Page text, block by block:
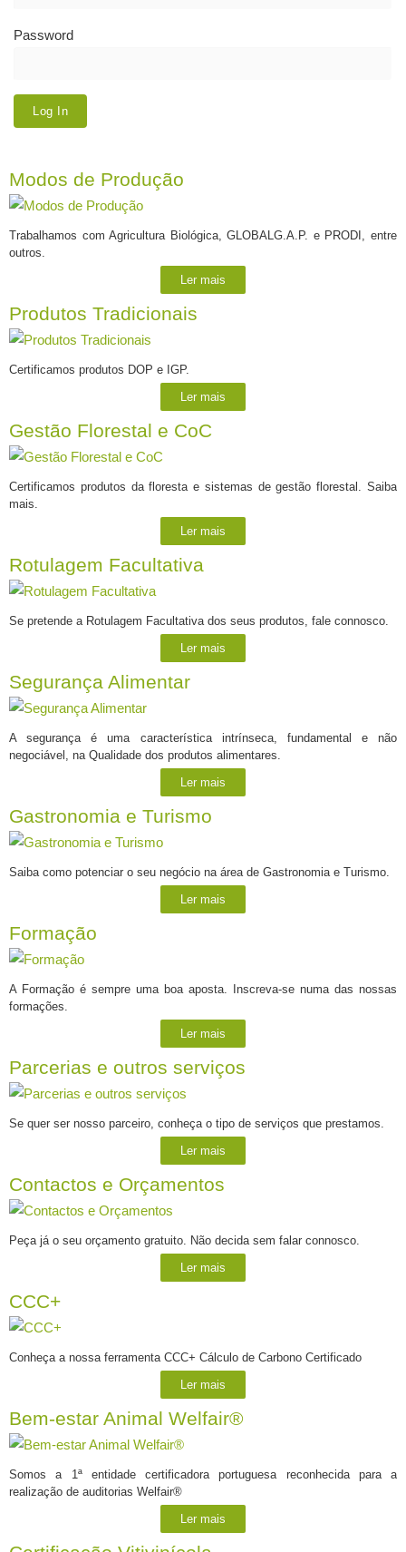
Password
Modos de Produção
Trabalhamos com Agricultura Biológica, GLOBALG.A.P. e PRODI, entre
outros.
Ler mais
Produtos Tradicionais
Certificamos produtos DOP e IGP.
Ler mais
Gestão Florestal e CoC
Certificamos produtos da floresta e sistemas de gestão florestal. Saiba
mais.
Ler mais
Rotulagem Facultativa
Se pretende a Rotulagem Facultativa dos seus produtos, fale connosco.
Ler mais
Segurança Alimentar
A segurança é uma característica intrínseca, fundamental e não
negociável, na Qualidade dos produtos alimentares.
Ler mais
Gastronomia e Turismo
Saiba como potenciar o seu negócio na área de Gastronomia e Turismo.
Ler mais
Formação
A Formação é sempre uma boa aposta. Inscreva-se numa das nossas
formações.
Ler mais
Parcerias e outros serviços
Se quer ser nosso parceiro, conheça o tipo de serviços que prestamos.
Ler mais
Contactos e Orçamentos
Peça já o seu orçamento gratuito. Não decida sem falar connosco.
Ler mais
CCC+
Conheça a nossa ferramenta CCC+ Cálculo de Carbono Certificado
Ler mais
Bem-estar Animal Welfair®
Somos a 1ª entidade certificadora portuguesa reconhecida para a
realização de auditorias Welfair®
Ler mais